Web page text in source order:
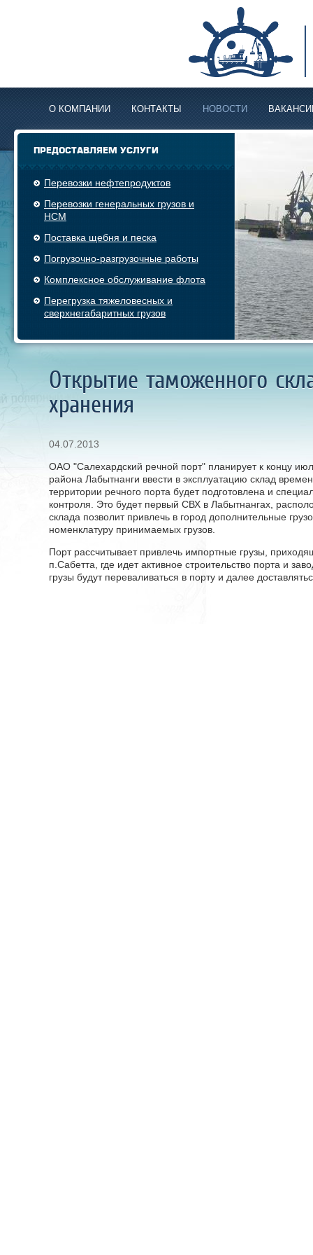
О КОМПАНИИ КОНТАКТЫ НОВОСТИ
ПРЕДОСТАВЛЯЕМ УСЛУГИ
Перевозки нефтепродуктов
Перевозки генеральных грузов и
НСМ
Поставка щебня и песка
Погрузочно-разгрузочные работы
Комплексное обслуживание флота
Перегрузка тяжеловесных и
сверхнегабаритных грузов
Открытие таможенного
хранения
04.07.2013
ОАО "Салехардский речной порт" планирует к концу
района Лабытнанги ввести в эксплуатацию склад
территории речного порта будет подготовлена и
контроля. Это будет первый СВХ в Лабытнангах,
склада позволит привлечь в город дополнительные
номенклатуру принимаемых грузов.
Порт рассчитывает привлечь импортные грузы,
п.Сабетта, где идет активное строительство порта и
грузы будут переваливаться в порту и далее